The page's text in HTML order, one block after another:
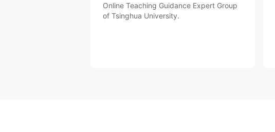
Online Teaching Guidance Expert Group
of Tsinghua University.